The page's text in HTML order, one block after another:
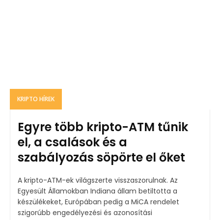
KRIPTO HÍREK
Egyre több kripto-ATM tűnik
el, a csalások és a
szabályozás söpörte el őket
A kripto-ATM-ek világszerte visszaszorulnak. Az
Egyesült Államokban Indiana állam betiltotta a
készülékeket, Európában pedig a MiCA rendelet
szigorúbb engedélyezési és azonosítási